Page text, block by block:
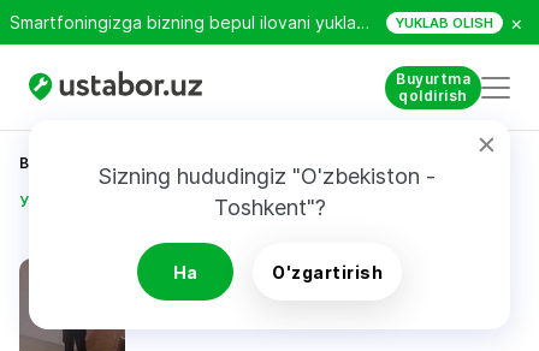
Smartfoningizga bizning bepul ilovani yuklab oling! YUKLAB OLISH ×
Buyurtma
qoldirish
Sizning hududingiz "O'zbekiston -
Toshkent"?
Ha O'zgartirish
Bosh sahifa
Уринов Камолиддин
Уринов Камолиддин